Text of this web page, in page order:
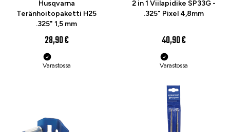
Husqvarna
Teränhoitopaketti H25
.325" 1,5 mm
28,90 €
Varastossa
2 in 1 Viilapidike SP33G -
.325" Pixel 4,8mm
40,90 €
Varastossa